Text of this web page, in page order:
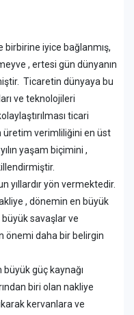
birbirine iyice bağlanmış,
, ertesi gün dünyanın
Ticaretin dünyaya bu
ve teknolojileri
ticari
üretim verimliliğini en üst
yaşam biçimini ,
yıllardır yön vermektedir.
, dönemin en büyük
büyük savaşlar ve
önemi daha bir belirgin
güç kaynağı
biri olan nakliye
kervanlara ve